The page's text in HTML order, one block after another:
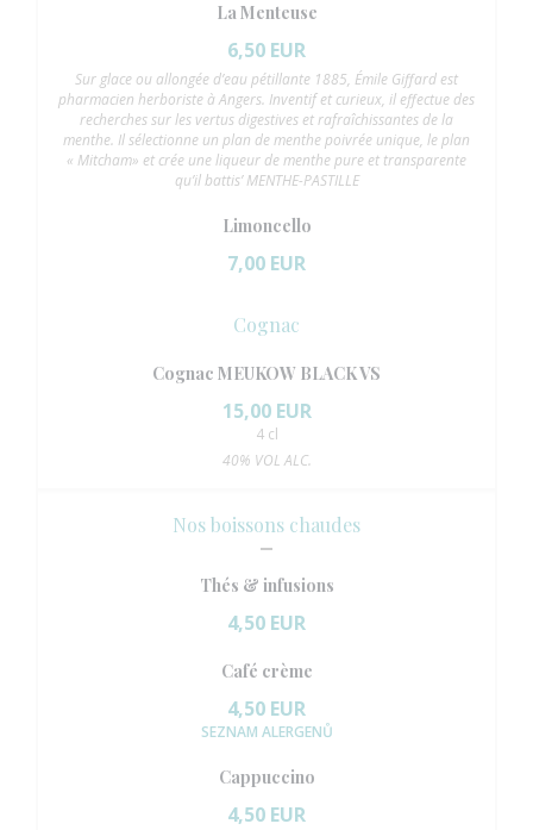
La Menteuse
6,50 EUR
Sur glace ou allongée d’eau pétillante 1885, Émile Giffard est
pharmacien herboriste à Angers. Inventif et curieux, il effectue des
recherches sur les vertus digestives et rafraîchissantes de la
menthe. Il sélectionne un plan de menthe poivrée unique, le plan
« Mitcham» et crée une liqueur de menthe pure et transparente
qu’il battis’ MENTHE-PASTILLE
Limoncello
7,00 EUR
Cognac
Cognac MEUKOW BLACK VS
15,00 EUR
4 cl
40% VOL ALC.
Nos boissons chaudes
Thés & infusions
4,50 EUR
Café crème
4,50 EUR
SEZNAM ALERGENŮ
Cappuccino
4,50 EUR